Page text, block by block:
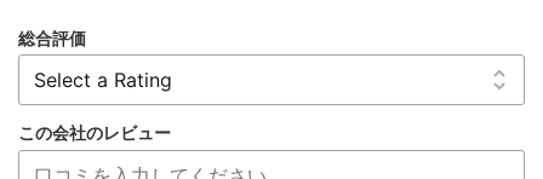
総合評価
この会社のレビュー